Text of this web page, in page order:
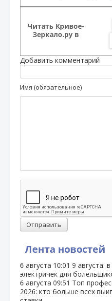
Лента новостей
6 августа 10:01 9 августа:
электричек для
6 августа 09:51 Топ
2026: кто больше всех
Читать Кривое-
Зеркало.ру в
Добавить комментарий
Имя (обязательное)
Отправить